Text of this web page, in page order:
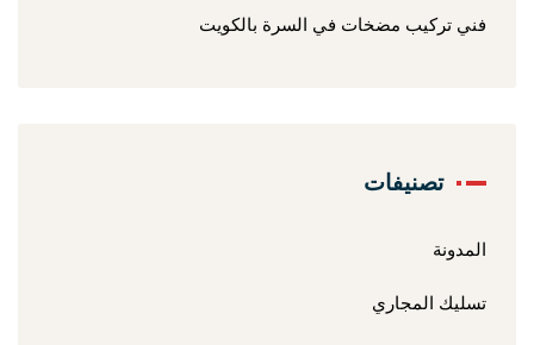
فني تركيب مضخات في السرة بالكويت
تصنيفات
المدونة
تسليك المجاري